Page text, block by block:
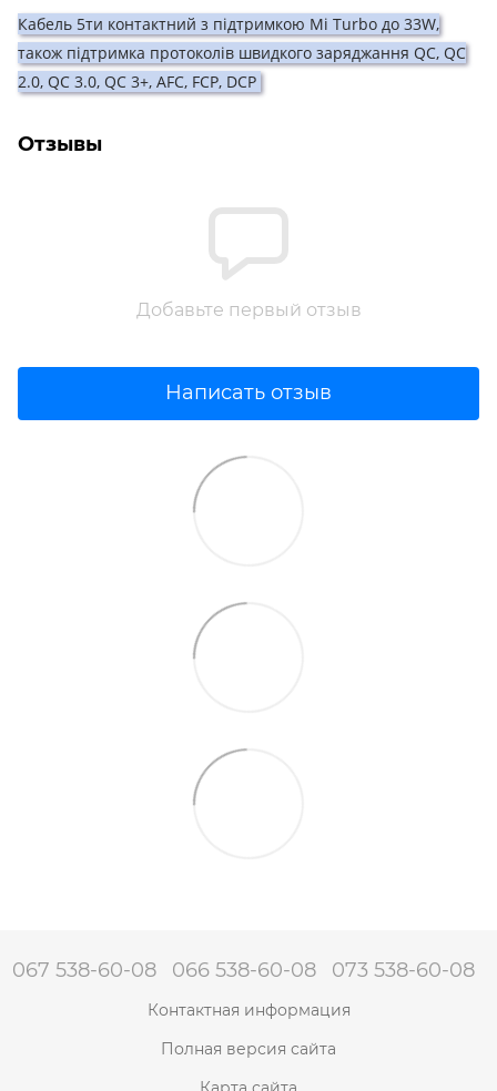
Кабель 5ти контактний з підтримкою Mi Turbo до 33W,
також підтримка протоколів швидкого заряджання QC, QC
2.0, QC 3.0, QC 3+, AFC, FCP, DCP
Отзывы
Добавьте первый отзыв
Написать отзыв
067 538-60-08 066 538-60-08 073 538-60-08
Контактная информация
Полная версия сайта